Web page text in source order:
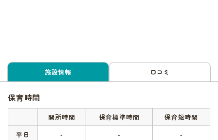
施設情報 口コミ
保育時間
開所時間 保育標準時間
保育短時間
平日
- -
-